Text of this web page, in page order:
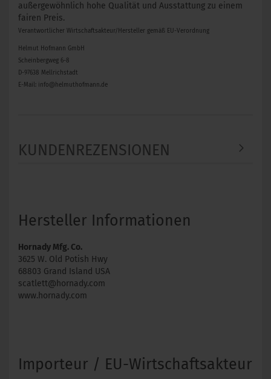
außergewöhnlich hohe Qualität und Ausstattung zu einem
fairen Preis.
Verantwortlicher Wirtschaftsakteur/Hersteller gemäß EU-Verordnung
Helmut Hofmann GmbH
Scheinbergweg 6-8
D-97638 Mellrichstadt
E-Mail: info@helmuthofmann.de
KUNDENREZENSIONEN
Hersteller Informationen
Hornady Mfg. Co.
3625 W. Old Potish Hwy
68803 Grand Island USA
scatlett@hornady.com
www.hornady.com
Importeur / EU-Wirtschaftsakteur